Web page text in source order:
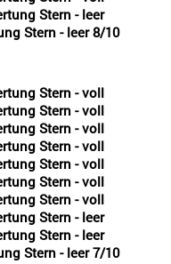
8/10
7/10